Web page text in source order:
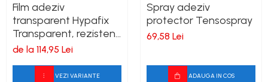
Film adeziv
transparent Hypafix
Transparent, rezistent
la apa
de la 114,95 Lei
VEZI VARIANTE
Spray adeziv
protector Tensospray
69,58 Lei
ADAUGA IN COS